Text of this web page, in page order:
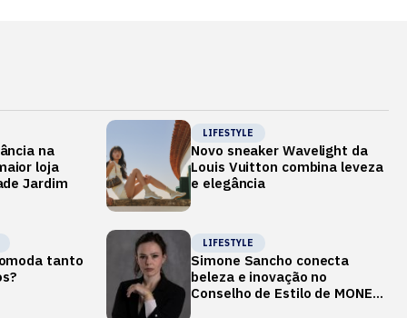
na
loja
Jardim
LIFESTYLE
Novo sneaker Wavelight da
Louis Vuitton combina leveza
e elegância
tanto
LIFESTYLE
Simone Sancho conecta
beleza e inovação no
Conselho de Estilo de MONEY